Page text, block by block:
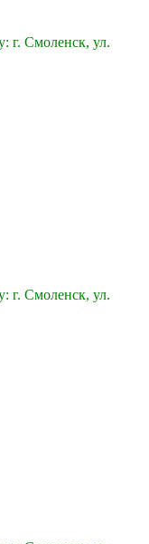
г. Смоленск, ул.
г. Смоленск, ул.